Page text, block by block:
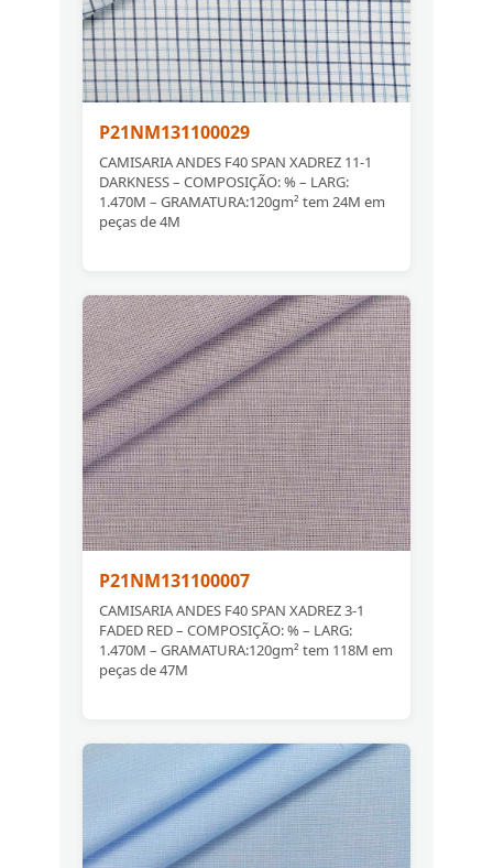
P21NM131100029
CAMISARIA ANDES F40 SPAN XADREZ 11-1
DARKNESS – COMPOSIÇÃO: % – LARG:
1.470M – GRAMATURA:120gm² tem 24M em
peças de 4M
P21NM131100007
CAMISARIA ANDES F40 SPAN XADREZ 3-1
FADED RED – COMPOSIÇÃO: % – LARG:
1.470M – GRAMATURA:120gm² tem 118M em
peças de 47M